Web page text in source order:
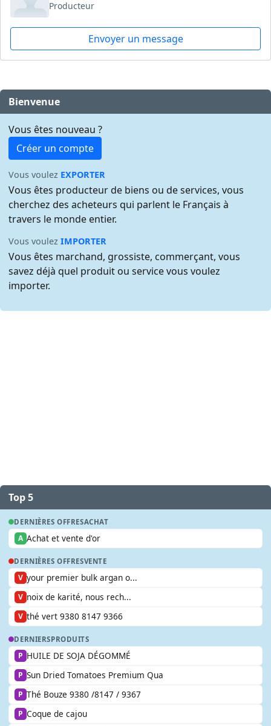
Producteur
Envoyer un message
Bienvenue
Vous êtes nouveau ?
Créer un compte
Vous voulez EXPORTER
Vous êtes producteur de biens ou de services, vous
cherchez des acheteurs qui parlent le Français à
travers le monde entier.
Vous voulezIMPORTER
Vous êtes marchand, grossiste, commerçant, vous
savez déjà quel produit ou service vous voulez
importer.
Top 5
DERNIÈRES OFFRESACHAT
A Achat et vente d'or
DERNIÈRES OFFRESVENTE
V your premier bulk argan o...
V noix de karité, nous rech...
V thé vert 9380 8147 9366
DERNIERSPRODUITS
P HUILE DE SOJA DÉGOMMÉ
P Sun Dried Tomatoes Premium Qua
P Thé Bouze 9380 /8147 / 9367
P Coque de cajou